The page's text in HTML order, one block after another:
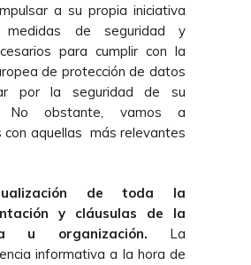
a su propia iniciativa
de seguridad y
para cumplir con la
de protección de datos
por la seguridad de su
No obstante, vamos a
con aquellas más relevantes
de toda la
y cláusulas de la
u organización. La
informativa a la hora de